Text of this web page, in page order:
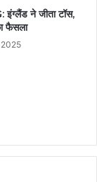
ने जीता टॉस,
फैसला